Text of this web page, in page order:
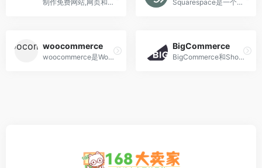
制作免费网站,网页和商店,选一个绝美的免费网页与网站范本,并用 Wix 网站帮手自订一切,完全不用编码技能 Squarespace是一个任何人都可以通过预先构建的模板和/或拖放功能轻松设计网站,它是一个网站建设工具，同时还有具有网上商店功能。
woocommerce
woocommerce是WordPress的开源电子商务插件,它是为使用WordPress的小型或大型在线商人而设计的
BigCommerce
BigCommerce和Shopify一样，都是基于SaaS的专业英文外贸电商独立站建站平台，两个都是国外最多人使用的电商平台，Bigcommerce来自于澳洲，shopify来自于加拿大，各有千秋。